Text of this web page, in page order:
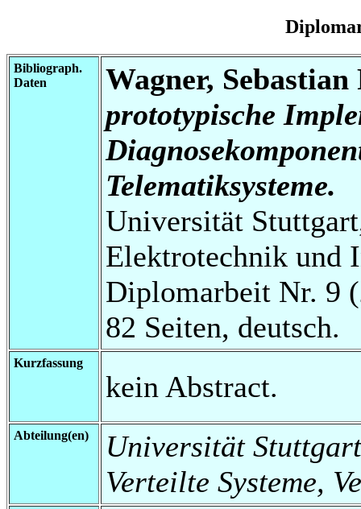
Bibliograph.
Daten
Wagner,
prototypische
Telematiksysteme.
Universität
Elektrotechnik und
Diplomarbeit Nr. 9
82 Seiten, deutsch.
Kurzfassung
kein Abstract.
Abteilung(en)
Universität
Verteilte Systeme,